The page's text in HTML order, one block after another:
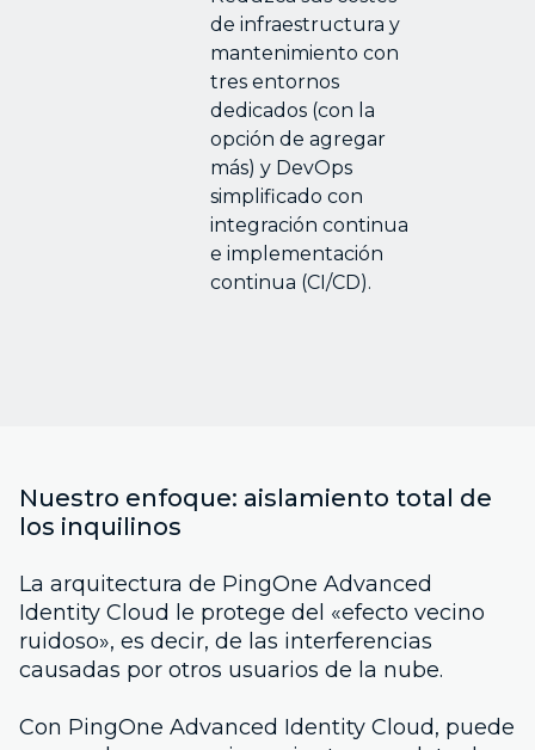
de infraestructura y
mantenimiento con
tres entornos
dedicados (con la
opción de agregar
más) y DevOps
simplificado con
integración continua
e implementación
continua (CI/CD).
Nuestro enfoque: aislamiento total de
los inquilinos
La arquitectura de PingOne Advanced
Identity Cloud le protege del «efecto vecino
ruidoso», es decir, de las interferencias
causadas por otros usuarios de la nube.
Con PingOne Advanced Identity Cloud, puede